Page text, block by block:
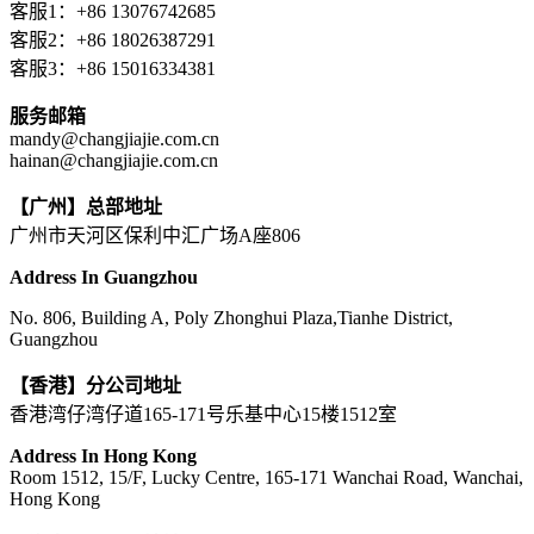
客服1：+86 13076742685
客服2：+86 18026387291
客服3：+86 15016334381
服务邮箱
mandy@changjiajie.com.cn
hainan@changjiajie.com.cn
【广州】总部地址
广州市天河区保利中汇广场A座806
Address In Guangzhou
No. 806, Building A, Poly Zhonghui Plaza,Tianhe District,
Guangzhou
【香港】分公司地址
香港湾仔湾仔道165-171号乐基中心15楼1512室
Address In Hong Kong
Room 1512, 15/F, Lucky Centre, 165-171 Wanchai Road, Wanchai,
Hong Kong